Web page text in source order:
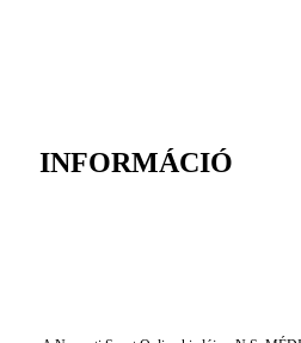
INFORMÁCIÓ